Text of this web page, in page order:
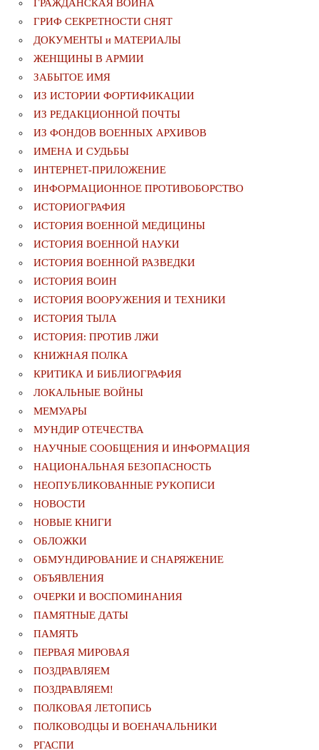
ГРАЖДАНСКАЯ ВОЙНА
ГРИФ СЕКРЕТНОСТИ СНЯТ
ДОКУМЕНТЫ и МАТЕРИАЛЫ
ЖЕНЩИНЫ В АРМИИ
ЗАБЫТОЕ ИМЯ
ИЗ ИСТОРИИ ФОРТИФИКАЦИИ
ИЗ РЕДАКЦИОННОЙ ПОЧТЫ
ИЗ ФОНДОВ ВОЕННЫХ АРХИВОВ
ИМЕНА И СУДЬБЫ
ИНТЕРНЕТ-ПРИЛОЖЕНИЕ
ИНФОРМАЦИОННОЕ ПРОТИВОБОРСТВО
ИСТОРИОГРАФИЯ
ИСТОРИЯ ВОЕННОЙ МЕДИЦИНЫ
ИСТОРИЯ ВОЕННОЙ НАУКИ
ИСТОРИЯ ВОЕННОЙ РАЗВЕДКИ
ИСТОРИЯ ВОИН
ИСТОРИЯ ВООРУЖЕНИЯ И ТЕХНИКИ
ИСТОРИЯ ТЫЛА
ИСТОРИЯ: ПРОТИВ ЛЖИ
КНИЖНАЯ ПОЛКА
КРИТИКА И БИБЛИОГРАФИЯ
ЛОКАЛЬНЫЕ ВОЙНЫ
МЕМУАРЫ
МУНДИР ОТЕЧЕСТВА
НАУЧНЫЕ СООБЩЕНИЯ И ИНФОРМАЦИЯ
НАЦИОНАЛЬНАЯ БЕЗОПАСНОСТЬ
НЕОПУБЛИКОВАННЫЕ РУКОПИСИ
НОВОСТИ
НОВЫЕ КНИГИ
ОБЛОЖКИ
ОБМУНДИРОВАНИЕ И СНАРЯЖЕНИЕ
ОБЪЯВЛЕНИЯ
ОЧЕРКИ И ВОСПОМИНАНИЯ
ПАМЯТНЫЕ ДАТЫ
ПАМЯТЬ
ПЕРВАЯ МИРОВАЯ
ПОЗДРАВЛЯЕМ
ПОЗДРАВЛЯЕМ!
ПОЛКОВАЯ ЛЕТОПИСЬ
ПОЛКОВОДЦЫ И ВОЕНАЧАЛЬНИКИ
РГАСПИ